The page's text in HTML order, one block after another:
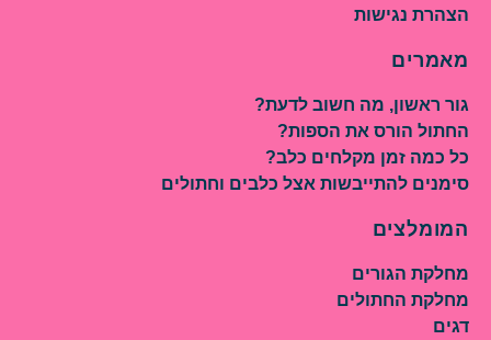
הצהרת נגישות
מאמרים
גור ראשון, מה חשוב לדעת?
החתול הורס את הספות?
כל כמה זמן מקלחים כלב?
סימנים להתייבשות אצל כלבים וחתולים
המומלצים
מחלקת הגורים
מחלקת החתולים
דגים